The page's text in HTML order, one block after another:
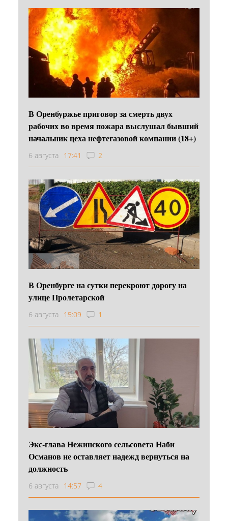
В Оренбуржье приговор за смерть двух
рабочих во время пожара выслушал бывший
начальник цеха нефтегазовой компании (18+)
6 августа 17:41 2
В Оренбурге на сутки перекроют дорогу на
улице Пролетарской
6 августа 15:09 1
Экс-глава Нежинского сельсовета Наби
Османов не оставляет надежд вернуться на
должность
6 августа 14:57 4